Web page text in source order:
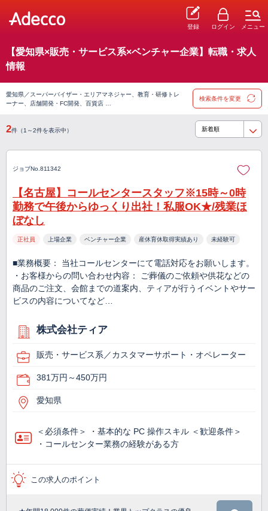
登録 ログイン メニュー
【愛知県×販売・サービス系×ベンチャー企業】転職・求人
情報
愛知県／スーパーバイザー・エリアマネジャー、教育・研修トレ
ーナー、店舗開発・FC開発、百貨店 …
検索条件を変更
2件（1～2件を表示中）
ジョブNo.811342
【名古屋】コールセンタースタッフ※15時～0時
勤務で午後からゆっくり出社！私服OK★/残業ほ
ぼなし
正社員 上場企業 ベンチャー企業 産休育休取得実績あり 未経験可
■業務概要： 当社コールセンターにて電話対応をお願いします。
・お客様からの問い合わせ内容： ご葬儀のご依頼や供花などの
商品のご注文、会館までの道案内、ティアが行うイベントやサー
ビスの内容についてなど…
株式会社ティア
販売・サービス系／カスタマーサポート・オペレーター
381万円～450万円
愛知県
＜必須条件＞ ・基本的な PC 操作スキル ＜歓迎条件＞
・コールセンター業務の経験がある方
この求人のポイント